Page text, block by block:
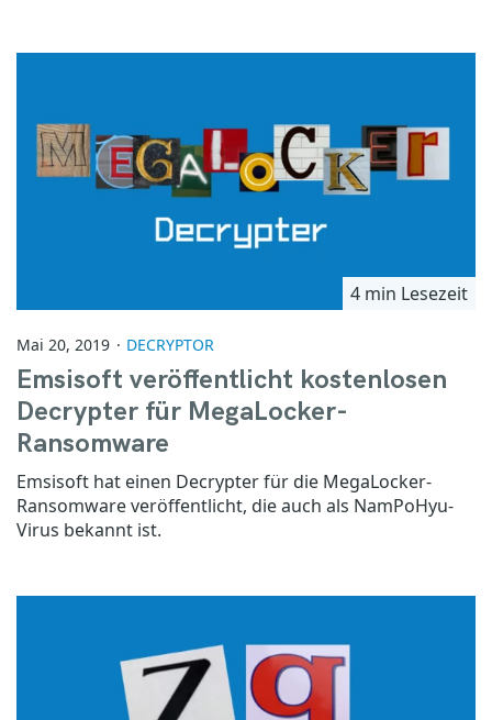
4 min Lesezeit
Mai 20, 2019 DECRYPTOR
Emsisoft veröffentlicht kostenlosen
Decrypter für MegaLocker-
Ransomware
Emsisoft hat einen Decrypter für die MegaLocker-
Ransomware veröffentlicht, die auch als NamPoHyu-
Virus bekannt ist.